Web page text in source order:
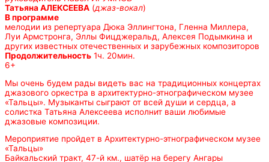
Татьяна АЛЕКСЕЕВА (джаз-вокал)
В программе
мелодии из репертуара Дюка Эллингтона, Гленна Миллера,
Луи Армстронга, Эллы Фицджеральд, Алексея Подымкина и
других известных отечественных и зарубежных композиторов
Продолжительность 1ч. 20мин.
6+
Мы очень будем рады видеть вас на традиционных концертах
джазового оркестра в архитектурно-этнографическом музее
«Тальцы». Музыканты сыграют от всей души и сердца, а
солистка Татьяна Алексеева исполнит ваши любимые
джазовые композиции.
Мероприятие пройдет в Архитектурно-этнографическом музее
«Тальцы»
Байкальский тракт, 47-й км., шатёр на берегу Ангары